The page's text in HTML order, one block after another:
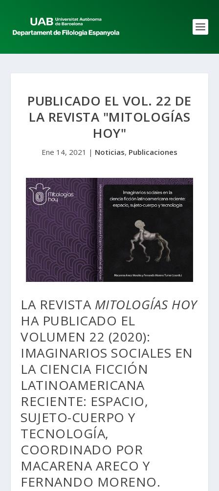
PUBLICADO EL VOL. 22 DE
LA REVISTA "MITOLOGÍAS
HOY"
Ene 14, 2021 | Noticias, Publicaciones
LA REVISTA MITOLOGÍAS HOY
HA PUBLICADO EL
VOLUMEN 22 (2020):
IMAGINARIOS SOCIALES EN
LA CIENCIA FICCIÓN
LATINOAMERICANA
RECIENTE: ESPACIO,
SUJETO-CUERPO Y
TECNOLOGÍA,
COORDINADO POR
MACARENA ARECO Y
FERNANDO MORENO.